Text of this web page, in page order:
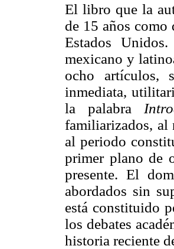
El libro que la
de 15 años como
Estados
mexicano y
ocho artículos,
inmediata,
la palabra
familiarizados, al
al periodo
primer plano de
presente. El
abordados sin
está constituido
los debates
historia reciente